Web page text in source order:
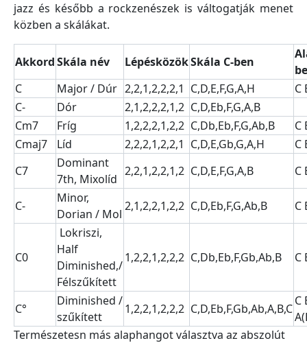
jazz és később a rockzenészek is váltogatják menet
közben a skálákat.
AkkordSkála név LépésközökSkála C-ben
C
Major / Dúr 2,2,1,2,2,2,1 C,D,E,F,G,A,H
C
C-
Dór 2,1,2,2,2,1,2 C,D,Eb,F,G,A,B
Cm7
Fríg 1,2,2,2,1,2,2 C,Db,Eb,F,G,Ab,B
C
Cmaj7
Líd 2,2,2,1,2,2,1 C,D,E,Gb,G,A,H
C
C7
Dominant
7th, Mixolíd
2,2,1,2,2,1,2 C,D,E,F,G,A,B C
C-
Minor,
Dorian / Mol
2,1,2,2,1,2,2 C,D,Eb,F,G,Ab,B C
C0
Lokriszi,
Half
Diminished,/
Félszűkített
1,2,2,1,2,2,2 C,Db,Eb,F,Gb,Ab,B C
C°
Diminished /
szűkített
1,2,2,1,2,2,2 C,D,Eb,F,Gb,Ab,A,B,C
C
Természetesn más alaphangot választva az abszolút